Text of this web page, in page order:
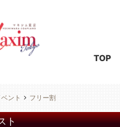
TOP
ント フリー割
ト